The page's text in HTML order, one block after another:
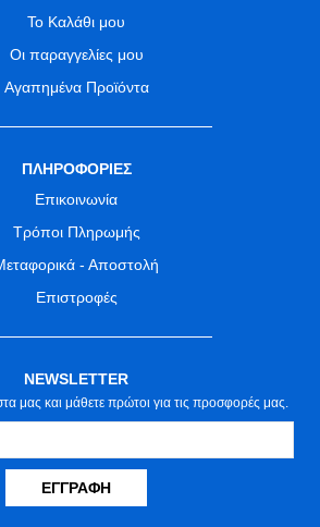
Το Καλάθι μου
Οι παραγγελίες μου
Αγαπημένα Προϊόντα
ΠΛΗΡΟΦΟΡΙΕΣ
Επικοινωνία
Τρόποι Πληρωμής
- Αποστολή
Επιστροφές
NEWSLETTER
μας και μάθετε πρώτοι για τις προσφορές μας.
ΕΓΓΡΑΦΉ